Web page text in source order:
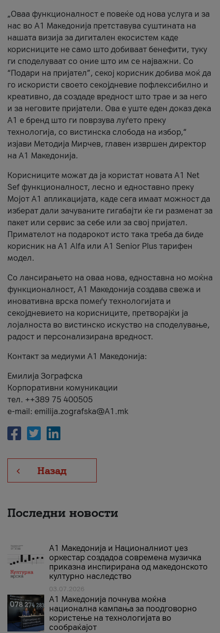
„Оваа функционалност е повеќе од нова услуга и за
нас во А1 Македонија претставува суштината на
нашата визија за дигитален екосистем каде
корисниците не само што добиваат бенефити, туку
ги споделуваат со оние што им се најважни. Со
“Подари на пријател”, секој корисник добива моќ да
го искористи своето секојдневие пофлексибилно и
креативно, да создаде вредност што трае и за него
и за неговите пријатели. Ова е уште еден доказ дека
А1 е бренд што ги поврзува луѓето преку
технологија, со вистинска слобода на избор,“
изјави Методија Мирчев, главен извршен директор
на А1 Македонија.
Корисниците можат да ја користат новата А1 Net
Sef функционалност, лесно и едноставно преку
Мојот А1 апликацијата, каде сега имаат можност да
изберат дали зачуваните гигабајти ќе ги разменат за
пакет или сервис за себе или за свој пријател.
Примателот на подарокот исто така треба да биде
корисник на А1 Alfa или A1 Senior Plus тарифен
модел.
Со лансирањето на оваа нова, едноставна но моќна
функционалност, А1 Македонија создава свежа и
иновативна врска помеѓу технологијата и
секојдневието на корисниците, претворајќи ја
лојалноста во вистинско искуство на споделување,
радост и персонализирана вредност.
Контакт за медиуми А1 Македонија:
Емилија Зографска
Корпоративни комуникации
тел. ++389 75 400505
e-mail: emilija.zografska@A1.mk
Назад
Последни новости
А1 Македонија и Националниот џез
оркестар создадоа современа музичка
приказна инспирирана од македонското
културно наследство
03.07.2026
A1 Македонија почнува моќна
национална кампања за поодговорно
користење на технологијата во
сообраќајот